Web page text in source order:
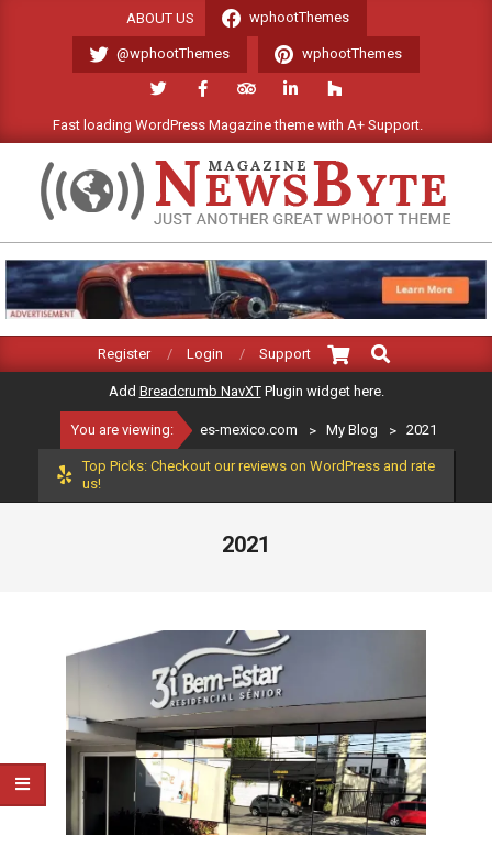
ABOUT US wphootThemes
@wphootThemes wphootThemes
Fast loading WordPress Magazine theme with A+ Support.
ES-
MEXICO.COM
Navigation
Register Login Support
Search
Add Breadcrumb NavXTPlugin widget here.
You are viewing: es-mexico.com > My Blog > 2021
Top Picks: Checkout our reviews on WordPress and rate
us!
2021